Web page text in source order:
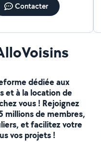
Contacter
dédiée aux
et à la location de
vous ! Rejoignez
millions de membres,
et facilitez votre
vos projets !